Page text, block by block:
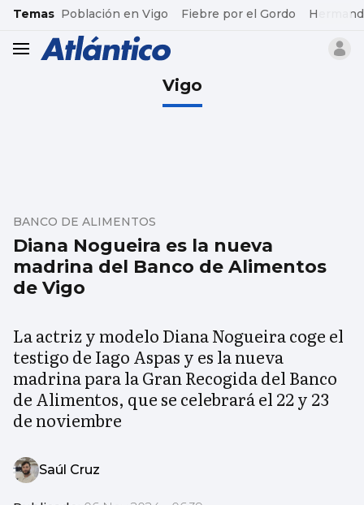
common.go-to-content
Temas Población en Vigo Fiebre por el Gordo
header.menu.open
Vigo
Diana Nogueira es la nueva
madrina del Banco de Alimentos
de Vigo
BANCO DE ALIMENTOS
La actriz y modelo Diana Nogueira coge el
testigo de Iago Aspas y es la nueva
madrina para la Gran Recogida del Banco
de Alimentos, que se celebrará el 22 y 23
de noviembre
Saúl Cruz